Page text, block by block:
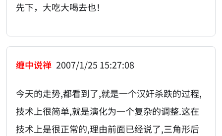
先下，大吃大喝去也！
缠中说禅 2007/1/25 15:27:08
今天的走势,都看到了,就是一个汉奸杀跌的过程,
技术上很简单,就是演化为一个复杂的调整.这在
技术上是很正常的,理由前面已经说了,三角形后